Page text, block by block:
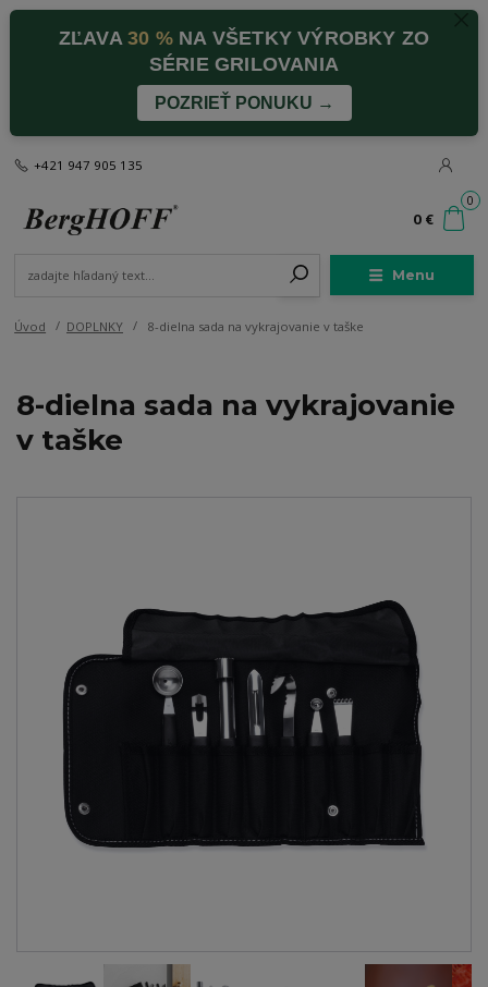
ZĽAVA30 %NA VŠETKY VÝROBKY ZO
SÉRIE GRILOVANIA
POZRIEŤ PONUKU →
Menu
+421 947 905 135
0
0 €
Úvod DOPLNKY 8-dielna sada na vykrajovanie v taške
8-dielna sada na vykrajovanie
v taške